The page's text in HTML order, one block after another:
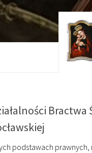
Bractwa
podstawach prawnych,